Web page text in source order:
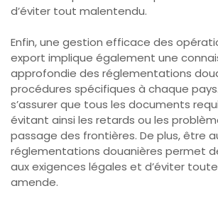
d’éviter tout malentendu.
Enfin, une gestion efficace des
export implique également une
approfondie des réglementations
procédures spécifiques à chaque
s’assurer que tous les documents
évitant ainsi les retards ou les
passage des frontières. De plus, être
réglementations douanières permet
aux exigences légales et d’éviter
amende.